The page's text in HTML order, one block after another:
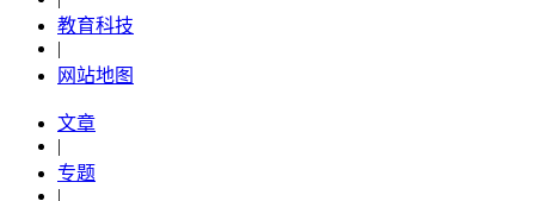
教育科技
|
网站地图
文章
|
专题
|